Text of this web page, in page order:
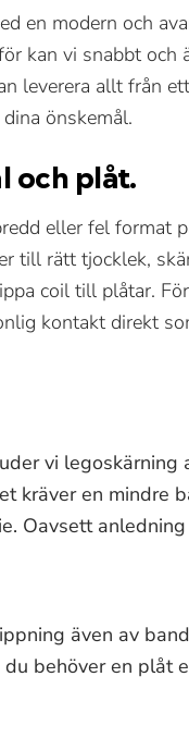
en modern och
kan vi snabbt
leverera allt från
önskemål.
och plåt.
eller fel format
till rätt tjocklek,
coil till plåtar.
kontakt direkt
vi
kräver en mindre
Oavsett
även av
behöver en plåt